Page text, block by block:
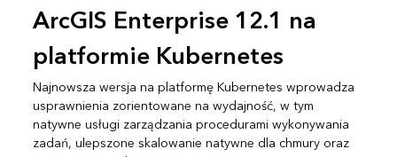
ArcGIS Enterprise 12.1 na
platformie Kubernetes
Najnowsza wersja na platformę Kubernetes wprowadza
usprawnienia zorientowane na wydajność, w tym
natywne usługi zarządzania procedurami wykonywania
zadań, ulepszone skalowanie natywne dla chmury oraz